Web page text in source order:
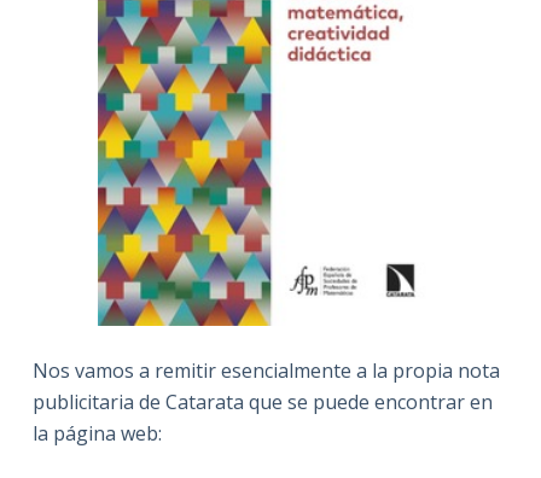
Nos vamos a remitir esencialmente a la propia nota
publicitaria de Catarata que se puede encontrar en
la página web: